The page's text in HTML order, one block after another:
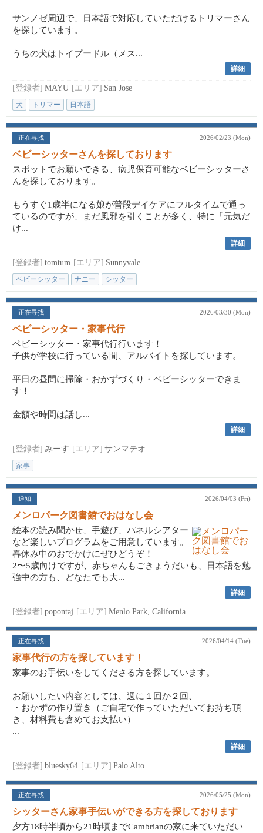
サンノゼ周辺で、日本語で対応していただけるトリマーさん
を探しています。
うちの犬はトイプードル（メス...
詳細
[登録者] MAYU [エリア] San Jose
犬 トリマー 日本語
正在寻找 2026/02/23 (Mon)
ベビーシッターさんを探しております
スポットでお願いできる、病児保育可能なベビーシッターさ
んを探しております。
もうすぐ1歳半になる娘が普段デイケアにフルタイムで通っ
ているのですが、まだ風邪を引くことが多く、特に「元気だ
け...
詳細
[登録者] tomtum [エリア] Sunnyvale
ベビーシッター ナニー シッター
正在寻找 2026/03/30 (Mon)
ベビーシッター・家事代行
ベビーシッター・家事代行行います！
子供が学校に行っている間、アルバイトを探しています。
平日の昼間に掃除・おかずづくり・ベビーシッターできま
す！
金額や時間は話し...
詳細
[登録者] みーす [エリア] サンマテオ
家事
通知 2026/04/03 (Fri)
メンロパーク図書館でおはなし会
絵本の読み聞かせ、手遊び、パネルシアター
など楽しいプログラムをご用意しています。
春休み中のおでかけにぜひどうぞ！
2〜5歳向けですが、赤ちゃんもごきょうだいも、日本語を勉
強中の方も、どなたでも大...
詳細
[登録者] popontaj [エリア] Menlo Park, California
正在寻找 2026/04/14 (Tue)
家事代行の方を探しています！
家事のお手伝いをしてくださる方を探しています。
お願いしたい内容としては、週に１回か２回、
・おかずの作り置き（ご自宅で作っていただいてお持ち頂
き、材料費も含めてお支払い）
...
詳細
[登録者] bluesky64 [エリア] Palo Alto
正在寻找 2026/05/25 (Mon)
シッターさん家事手伝いができる方を探しております
夕方18時半頃から21時頃までCambrianの家に来ていただい